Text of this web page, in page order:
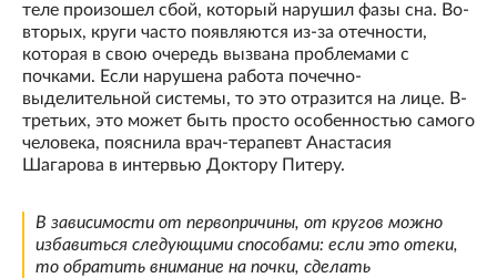
теле произошел сбой, который нарушил фазы сна. Во-
вторых, круги часто появляются из-за отечности,
которая в свою очередь вызвана проблемами с
почками. Если нарушена работа почечно-
выделительной системы, то это отразится на лице. В-
третьих, это может быть просто особенностью самого
человека, пояснила врач-терапевт Анастасия
Шагарова в интервью Доктору Питеру.
В зависимости от первопричины, от кругов можно
избавиться следующими способами: если это отеки,
то обратить внимание на почки, сделать